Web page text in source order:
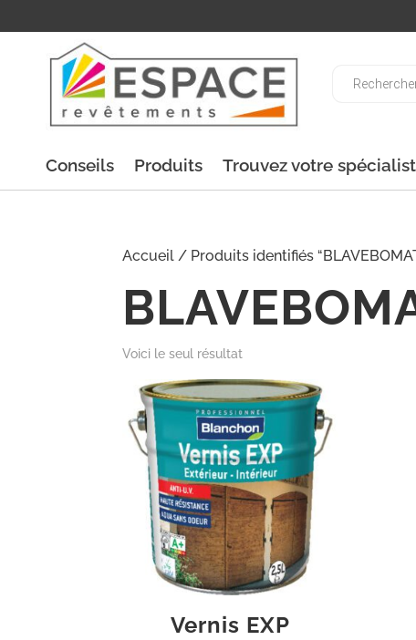
Conseils Produits Trouvez votre
Accueil / Produits identifiés
Voici le seul résultat
Vernis EXP